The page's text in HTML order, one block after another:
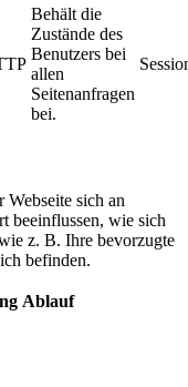
Behält die
Zustände des
Benutzers bei
allen
Seitenanfragen
bei.
Webseite sich an
beeinflussen, wie sich
z. B. Ihre bevorzugte
befinden.
Ablauf